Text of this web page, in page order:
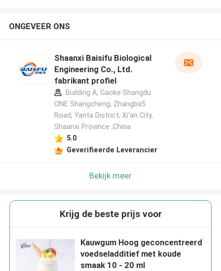
ONGEVEER ONS
Shaanxi Baisifu Biological
Engineering Co., Ltd.
fabrikant profiel
Building A, Gaoke Shangdu
ONE Shangcheng, Zhangba5
Road, Yanta District, Xi'an City,
Shaanxi Province ,China
5.0
Geverifieerde Leverancier
Bekijk meer
Krijg de beste prijs voor
Kauwgum Hoog geconcentreerd
voedseladditief met koude
smaak 10 - 20 ml